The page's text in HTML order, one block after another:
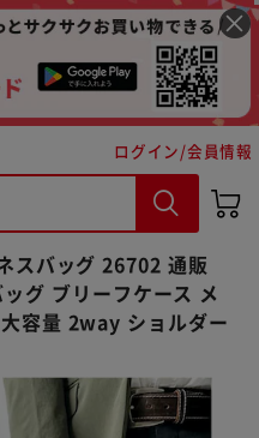
ログイン/会員情報
スバッグ 26702 通販
グ ブリーフケース メ
容量 2way ショルダー
購入手続きへ